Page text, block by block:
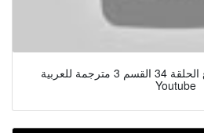
مسلسل العشق الممنوع الحلقة 34 القسم 3 مترجمة للعربية
Youtube